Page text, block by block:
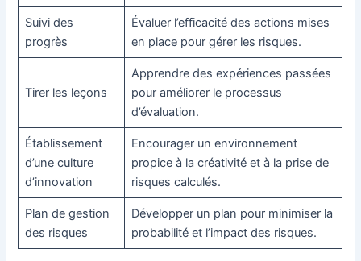
Suivi des
progrès
Évaluer l’efficacité des actions mises
en place pour gérer les risques.
Tirer les leçons
Apprendre des expériences passées
pour améliorer le processus
d’évaluation.
Établissement
d’une culture
d’innovation
Encourager un environnement
propice à la créativité et à la prise de
risques calculés.
Plan de gestion
des risques
Développer un plan pour minimiser la
probabilité et l’impact des risques.